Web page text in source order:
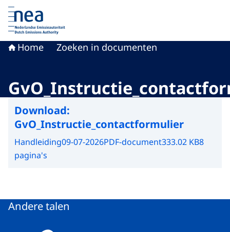
Naar de homepage van Nederlandse Emissieautoriteit
Home Zoeken in documenten
Download:
GvO_Instructie_contactformulier
Handleiding09-07-2026PDF-document333.02 KB8
pagina's
Andere talen